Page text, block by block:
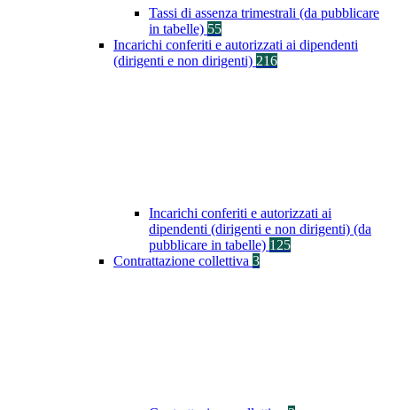
Tassi di assenza trimestrali (da pubblicare
in tabelle) 55
Incarichi conferiti e autorizzati ai dipendenti
(dirigenti e non dirigenti) 216
Incarichi conferiti e autorizzati ai
dipendenti (dirigenti e non dirigenti) (da
pubblicare in tabelle) 125
Contrattazione collettiva 3